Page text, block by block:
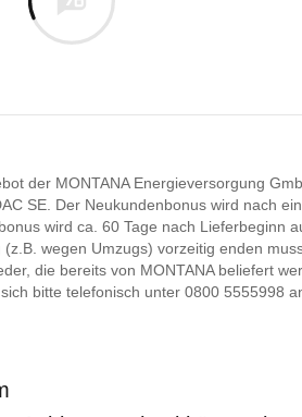
der MONTANA Energieversorgung
SE. Der Neukundenbonus wird nach
wird ca. 60 Tage nach Lieferbeginn
wegen Umzugs) vorzeitig enden
die bereits von MONTANA beliefert
bitte telefonisch unter 0800 5555998